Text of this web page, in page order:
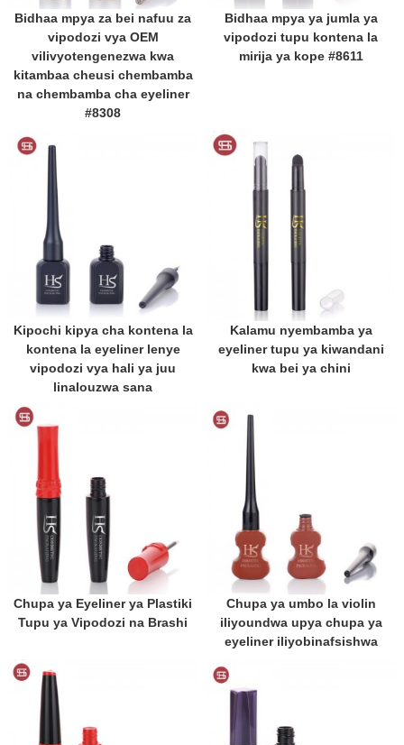
Bidhaa mpya za bei nafuu za
vipodozi vya OEM
vilivyotengenezwa kwa
kitambaa cheusi chembamba
na chembamba cha eyeliner
#8308
Bidhaa mpya ya jumla ya
vipodozi tupu kontena la
mirija ya kope #8611
Kipochi kipya cha kontena la
kontena la eyeliner lenye
vipodozi vya hali ya juu
linalouzwa sana
Kalamu nyembamba ya
eyeliner tupu ya kiwandani
kwa bei ya chini
Chupa ya Eyeliner ya Plastiki
Tupu ya Vipodozi na Brashi
Chupa ya umbo la violin
iliyoundwa upya chupa ya
eyeliner iliyobinafsishwa